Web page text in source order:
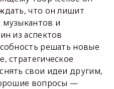
что он лишит
и
из аспектов
решать новые
стратегическое
свои идеи другим,
вопросы —